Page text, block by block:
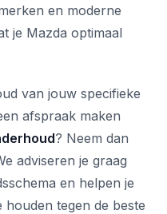
en moderne
je Mazda optimaal
van jouw specifieke
afspraak maken
? Neem dan
adviseren je graag
en helpen je
tegen de beste